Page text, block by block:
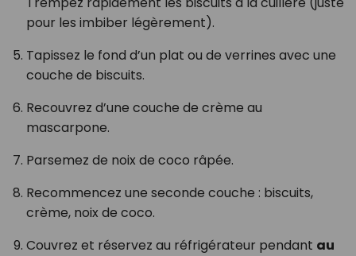
pour les imbiber légèrement).
Tapissez le fond d’un plat ou de verrines avec une
couche de biscuits.
Recouvrez d’une couche de crème au
mascarpone.
Parsemez de noix de coco râpée.
Recommencez une seconde couche : biscuits,
crème, noix de coco.
Couvrez et réservez au réfrigérateur pendant au